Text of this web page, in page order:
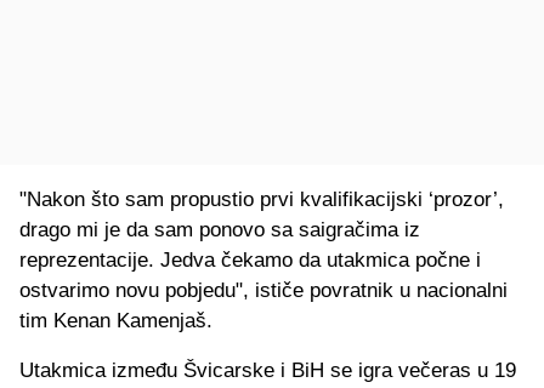
"Nakon što sam propustio prvi kvalifikacijski ‘prozor’,
drago mi je da sam ponovo sa saigračima iz
reprezentacije. Jedva čekamo da utakmica počne i
ostvarimo novu pobjedu", ističe povratnik u nacionalni
tim Kenan Kamenjaš.
Utakmica između Švicarske i BiH se igra večeras u 19